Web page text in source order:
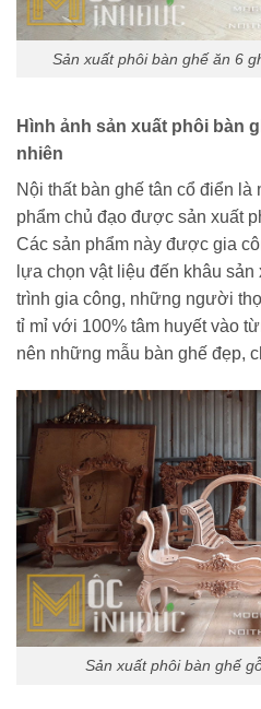
Sản xuất phôi bàn ghế ăn 6
Hình ảnh sản xuất phôi bàn
nhiên
Nội thất bàn ghế tân cổ điển là
phẩm chủ đạo được sản xuất
Các sản phẩm này được gia
lựa chọn vật liệu đến khâu
trình gia công, những người
tỉ mỉ với 100% tâm huyết vào
nên những mẫu bàn ghế đẹp,
Sản xuất phôi bàn ghế